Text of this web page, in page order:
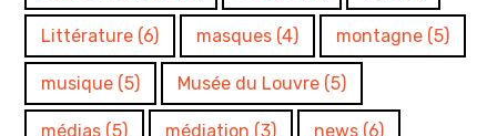
Littérature (6) masques (4) montagne (5)
musique (5) Musée du Louvre (5)
médias (5) médiation (3) news (6)